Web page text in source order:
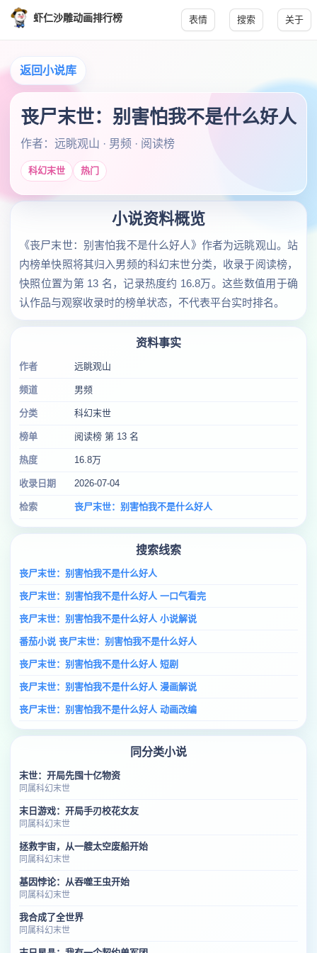
虾仁沙雕动画排行榜 表情 搜索 关于
返回小说库
丧尸末世：别害怕我不是什么好人
作者：远眺观山 · 男频 · 阅读榜
科幻末世 热门
小说资料概览
《丧尸末世：别害怕我不是什么好人》作者为远眺观山。站
内榜单快照将其归入男频的科幻末世分类，收录于阅读榜，
快照位置为第 13 名，记录热度约 16.8万。这些数值用于确
认作品与观察收录时的榜单状态，不代表平台实时排名。
资料事实
作者 远眺观山
频道 男频
分类 科幻末世
榜单 阅读榜 第 13 名
热度 16.8万
收录日期 2026-07-04
检索 丧尸末世：别害怕我不是什么好人
搜索线索
丧尸末世：别害怕我不是什么好人
丧尸末世：别害怕我不是什么好人 一口气看完
丧尸末世：别害怕我不是什么好人 小说解说
番茄小说 丧尸末世：别害怕我不是什么好人
丧尸末世：别害怕我不是什么好人 短剧
丧尸末世：别害怕我不是什么好人 漫画解说
丧尸末世：别害怕我不是什么好人 动画改编
同分类小说
末世：开局先囤十亿物资
同属科幻末世
末日游戏：开局手刃校花女友
同属科幻末世
拯救宇宙，从一艘太空废船开始
同属科幻末世
基因悖论：从吞噬王虫开始
同属科幻末世
我合成了全世界
同属科幻末世